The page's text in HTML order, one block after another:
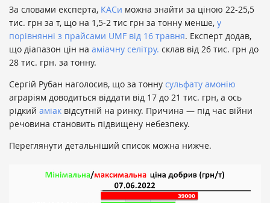
За словами експерта, КАСи можна знайти за ціною 22-25,5
тис. грн за т, що на 1,5-2 тис грн за тонну менше, у
порівнянні з прайсами UMF від 16 травня. Експерт додав,
що діапазон цін на аміачну селітру. склав від 26 тис. грн до
28 тис. грн. за тонну.
Сергій Рубан наголосив, що за тонну сульфату амонію
аграріям доводиться віддати від 17 до 21 тис. грн, а ось
рідкий аміак відсутній на ринку. Причина — під час війни
речовина становить підвищену небезпеку.
Переглянути детальніший список можна нижче.